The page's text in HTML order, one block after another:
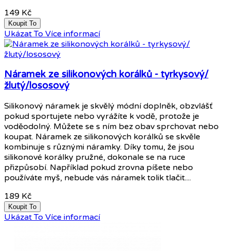
149 Kč
Koupit To
Ukázat To Více informací
Náramek ze silikonových korálků - tyrkysový/
žlutý/lososový
Silikonový náramek je skvělý módní doplněk, obzvlášť
pokud sportujete nebo vyrážíte k vodě, protože je
voděodolný. Můžete se s ním bez obav sprchovat nebo
koupat. Náramek ze silikonových korálků se skvěle
kombinuje s různými náramky. Díky tomu, že jsou
silikonové korálky pružné, dokonale se na ruce
přizpůsobí. Například pokud zrovna píšete nebo
používáte myš, nebude vás náramek tolik tlačit....
189 Kč
Koupit To
Ukázat To Více informací